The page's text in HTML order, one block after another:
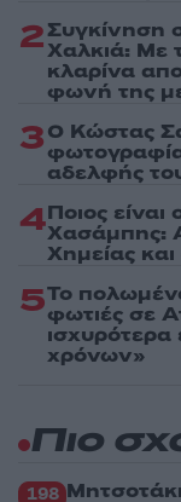
2Συγκίνηση
Χαλκιά: Με
κλαρίνα
φωνή της
3Ο Κώστας
αδελφής
4Ποιος
Χασάμπης:
Χημείας
5Το
φωτιές σε
χρόνων»
Πιο
198